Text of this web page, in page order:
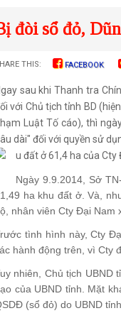
đòi sổ đỏ,
THIS: FACEBOOK
sau khi Thanh tra
với Chủ tịch tỉnh BD
Luật Tố cáo), thì
dài" đối với quyền sử
u đất ở 61,4 ha của Cty
Ngày 9.9.2014, Sở
ha khu đất ở. Và,
nhân viên Cty Đại Nam
tình hình này, Cty
hành động trên, vì Cty
nhiên, Chủ tịch UBND
của UBND tỉnh. Mặt
(sổ đỏ) do UBND